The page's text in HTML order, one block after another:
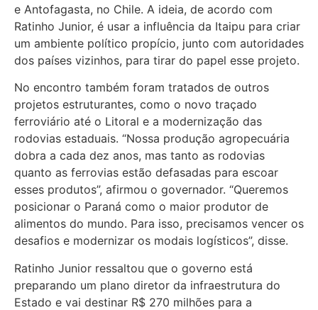
e Antofagasta, no Chile. A ideia, de acordo com
Ratinho Junior, é usar a influência da Itaipu para criar
um ambiente político propício, junto com autoridades
dos países vizinhos, para tirar do papel esse projeto.
No encontro também foram tratados de outros
projetos estruturantes, como o novo traçado
ferroviário até o Litoral e a modernização das
rodovias estaduais. “Nossa produção agropecuária
dobra a cada dez anos, mas tanto as rodovias
quanto as ferrovias estão defasadas para escoar
esses produtos”, afirmou o governador. “Queremos
posicionar o Paraná como o maior produtor de
alimentos do mundo. Para isso, precisamos vencer os
desafios e modernizar os modais logísticos”, disse.
Ratinho Junior ressaltou que o governo está
preparando um plano diretor da infraestrutura do
Estado e vai destinar R$ 270 milhões para a